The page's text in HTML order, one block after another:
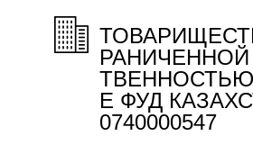
Е ФУД
0740000547